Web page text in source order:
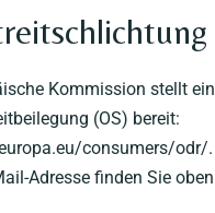
Kommission stellt
(OS) bereit:
consumers/odr/.
Adresse finden Sie